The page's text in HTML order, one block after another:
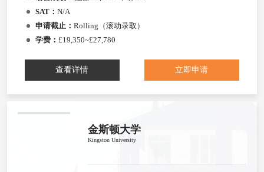
SAT： N/A
申请截止： Rolling（滚动录取）
学费： £19,350~£27,780
查看详情 立即申请
金斯顿大学
Kingston University